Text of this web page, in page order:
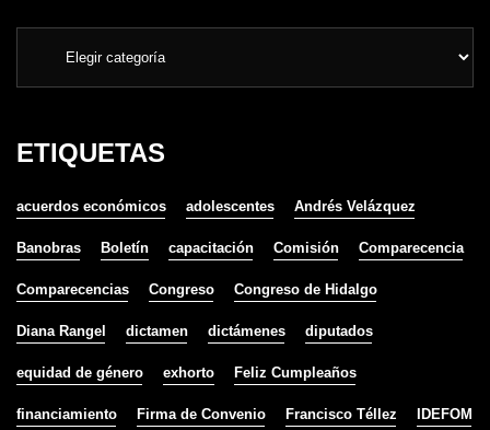
ETIQUETAS
acuerdos económicos adolescentes Andrés Velázquez
Banobras Boletín capacitación Comisión Comparecencia
Comparecencias Congreso Congreso de Hidalgo
Diana Rangel dictamen dictámenes diputados
equidad de género exhorto Feliz Cumpleaños
financiamiento Firma de Convenio Francisco Téllez IDEFOM